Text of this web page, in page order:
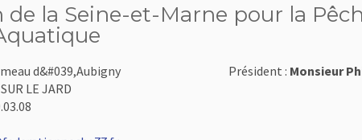
de la Seine-et-Marne pour la
d&#039,Aubigny
LE JARD
Président : Monsieur